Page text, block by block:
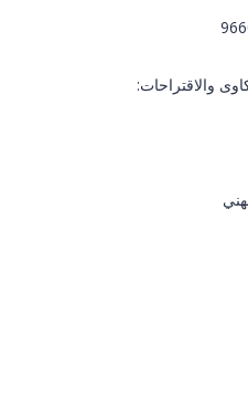
والاقتراحات: